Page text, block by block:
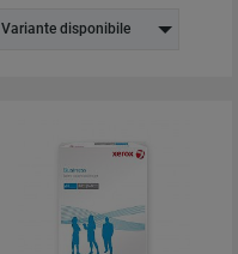
Variante disponibile